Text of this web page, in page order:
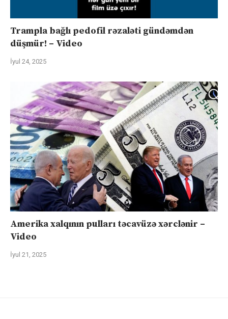
Trampla bağlı pedofil rəzaləti gündəmdən
düşmür! – Video
İyul 24, 2025
Amerika xalqının pulları təcavüzə xərclənir –
Video
İyul 21, 2025